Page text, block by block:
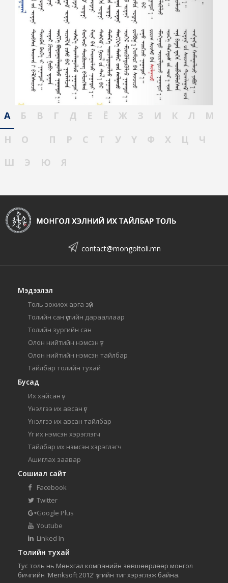
А Б В Г Д Е Ё Ж З И К Л
М
Н
О П Р С Т У Ү Ф Х Ц
Ч
Ш
Э Ю Я
contact@mongoltoli.mn
Мэдээлэл
Толь зохиох арга зүй
Толийн сан үсгийн дарааллаар
Толийн зургийн сан
Олон нийтийн нэмсэн үг
Олон нийтийн нэмсэн тайлбар
Тайлбар толийн тухай
Бусад
Их хайсан үг
Үнэлгээ их авсан үг
Үнэлгээ их авсан тайлбар
Үг их нэмсэн хэрэглэгч
Тайлбар их нэмсэн хэрэглэгч
Ашиглах заавар
Сошиал сайт
Facebook
Twitter
Google Plus
Youtube
Linked In
Толийн тухай
Тус толь нь Мөнхгал компанийн зөвшөөрлөөр монгол
бичгийн 'Menksoft 2012' үсгийн тиг хэрэглэж байна.